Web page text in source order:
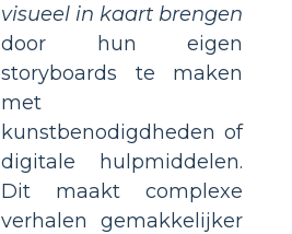
visueel in kaart brengen
door hun eigen
storyboards te maken
met
kunstbenodigdheden of
digitale hulpmiddelen.
Dit maakt complexe
verhalen gemakkelijker